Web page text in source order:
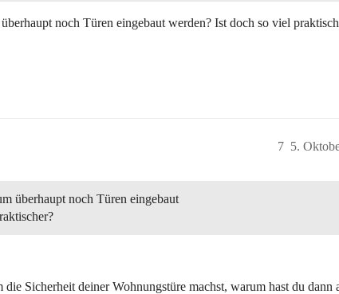
noch Türen eingebaut werden? Ist doch so viel
5.
7
überhaupt noch Türen eingebaut
Sicherheit deiner Wohnungstüre machst, warum hast du dann